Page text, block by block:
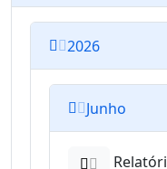
2026
Junho